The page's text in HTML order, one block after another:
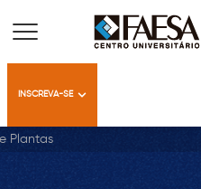
INSCREVA-SE
Plantas